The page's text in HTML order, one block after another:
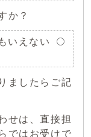
か？
いえない
ましたらご記
せは、直接担
ではお受けで